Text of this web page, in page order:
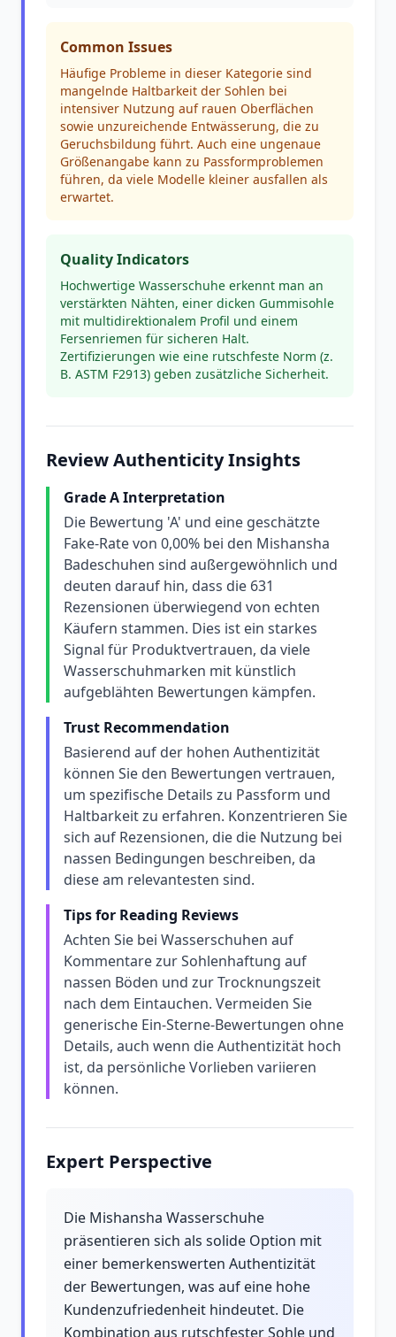
Common Issues
Häufige Probleme in dieser Kategorie sind
mangelnde Haltbarkeit der Sohlen bei
intensiver Nutzung auf rauen Oberflächen
sowie unzureichende Entwässerung, die zu
Geruchsbildung führt. Auch eine ungenaue
Größenangabe kann zu Passformproblemen
führen, da viele Modelle kleiner ausfallen als
erwartet.
Quality Indicators
Hochwertige Wasserschuhe erkennt man an
verstärkten Nähten, einer dicken Gummisohle
mit multidirektionalem Profil und einem
Fersenriemen für sicheren Halt.
Zertifizierungen wie eine rutschfeste Norm (z.
B. ASTM F2913) geben zusätzliche Sicherheit.
Review Authenticity Insights
Grade A Interpretation
Die Bewertung 'A' und eine geschätzte
Fake-Rate von 0,00% bei den Mishansha
Badeschuhen sind außergewöhnlich und
deuten darauf hin, dass die 631
Rezensionen überwiegend von echten
Käufern stammen. Dies ist ein starkes
Signal für Produktvertrauen, da viele
Wasserschuhmarken mit künstlich
aufgeblähten Bewertungen kämpfen.
Trust Recommendation
Basierend auf der hohen Authentizität
können Sie den Bewertungen vertrauen,
um spezifische Details zu Passform und
Haltbarkeit zu erfahren. Konzentrieren Sie
sich auf Rezensionen, die die Nutzung bei
nassen Bedingungen beschreiben, da
diese am relevantesten sind.
Tips for Reading Reviews
Achten Sie bei Wasserschuhen auf
Kommentare zur Sohlenhaftung auf
nassen Böden und zur Trocknungszeit
nach dem Eintauchen. Vermeiden Sie
generische Ein-Sterne-Bewertungen ohne
Details, auch wenn die Authentizität hoch
ist, da persönliche Vorlieben variieren
können.
Expert Perspective
Die Mishansha Wasserschuhe
präsentieren sich als solide Option mit
einer bemerkenswerten Authentizität
der Bewertungen, was auf eine hohe
Kundenzufriedenheit hindeutet. Die
Kombination aus rutschfester Sohle und